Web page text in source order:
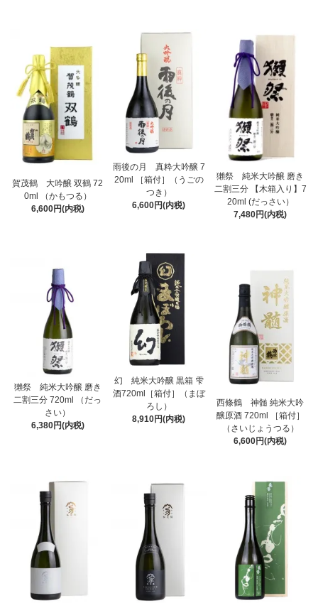
賀茂鶴 大吟醸 双鶴 72
0ml （かもつる）
6,600円(内税)
雨後の月 真粋大吟醸 7
20ml ［箱付］（うごの
つき）
6,600円(内税)
獺祭 純米大吟醸 磨き
二割三分 【木箱入り】7
20ml (だっさい）
7,480円(内税)
獺祭 純米大吟醸 磨き
二割三分 720ml （だっ
さい）
6,380円(内税)
幻 純米大吟醸 黒箱 雫
酒720ml［箱付］（まぼ
ろし）
8,910円(内税)
西條鶴 神髄 純米大吟
醸原酒 720ml ［箱付］
（さいじょうつる）
6,600円(内税)